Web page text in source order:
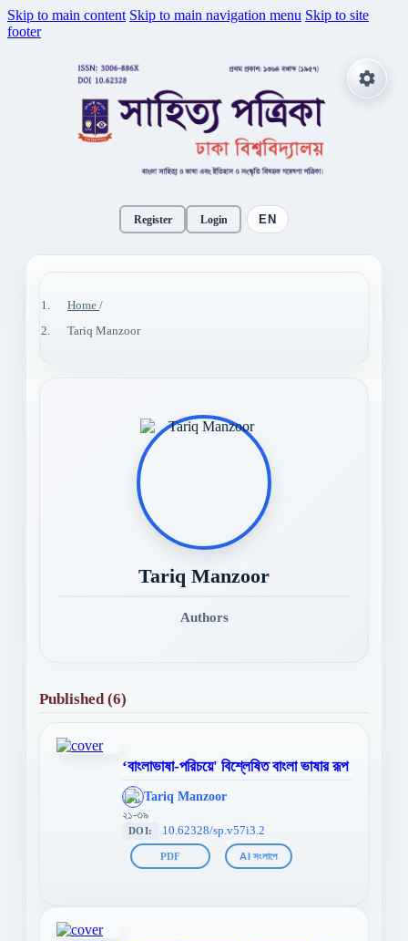
Skip to main content Skip to main navigation menu Skip to site
footer
Register Login EN
Home /
Tariq Manzoor
Tariq Manzoor
Authors
Published (6)
‘বাংলাভাষা-পরিচয়ে' বিশ্লেষিত বাংলা ভাষার রূপ
';
};">
Tariq Manzoor
২১-৩৯
DOI: 10.62328/sp.v57i3.2
PDF AI সংলাপে